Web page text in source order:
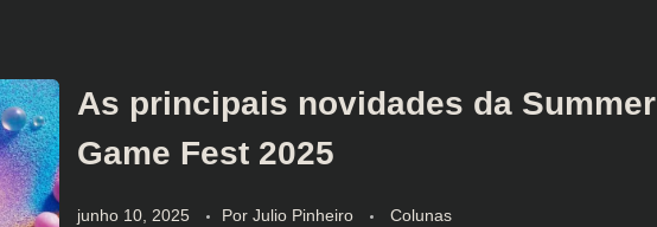
As principais novidades da Summer
Game Fest 2025
junho 10, 2025 Por Julio Pinheiro Colunas